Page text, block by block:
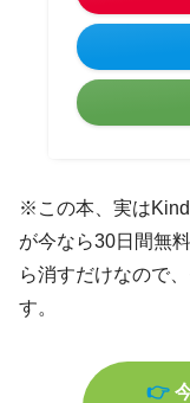
※この本、実は
が今なら30日間無
ら消すだけなので
す。
👉